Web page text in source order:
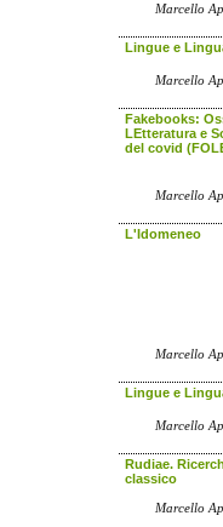
Marcello
Lingue e
Marcello
Fakebooks:
LEtteratura e
del covid
Marcello
L'Idomeneo
Marcello
Lingue e
Marcello
Rudiae.
classico
Marcello